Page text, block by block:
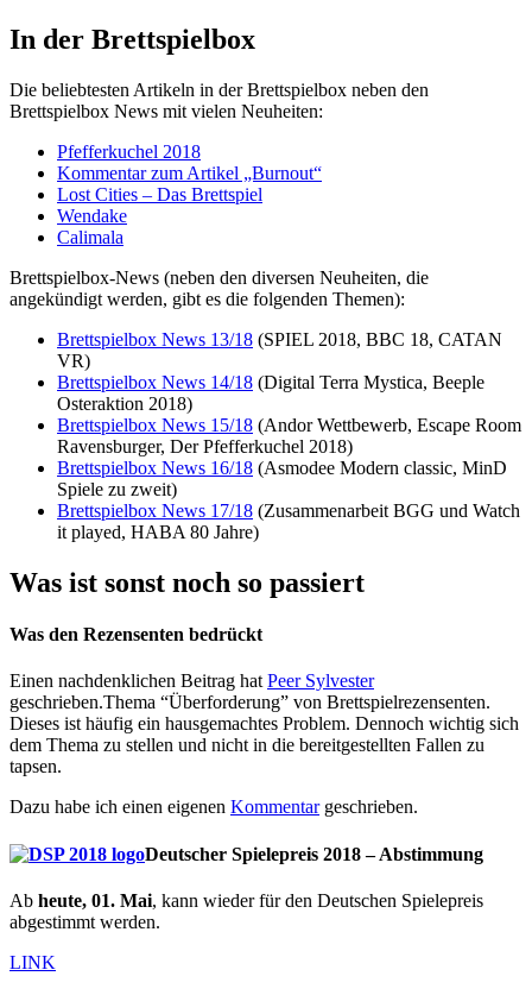
In der Brettspielbox
Die beliebtesten Artikeln in der Brettspielbox neben den
Brettspielbox News mit vielen Neuheiten:
Pfefferkuchel 2018
Kommentar zum Artikel „Burnout“
Lost Cities – Das Brettspiel
Wendake
Calimala
Brettspielbox-News (neben den diversen Neuheiten, die
angekündigt werden, gibt es die folgenden Themen):
Brettspielbox News 13/18 (SPIEL 2018, BBC 18, CATAN
VR)
Brettspielbox News 14/18 (Digital Terra Mystica, Beeple
Osteraktion 2018)
Brettspielbox News 15/18 (Andor Wettbewerb, Escape Room
Ravensburger, Der Pfefferkuchel 2018)
Brettspielbox News 16/18 (Asmodee Modern classic, MinD
Spiele zu zweit)
Brettspielbox News 17/18 (Zusammenarbeit BGG und Watch
it played, HABA 80 Jahre)
Was ist sonst noch so passiert
Was den Rezensenten bedrückt
Einen nachdenklichen Beitrag hatPeer Sylvester
geschrieben.Thema “Überforderung” von Brettspielrezensenten.
Dieses ist häufig ein hausgemachtes Problem. Dennoch wichtig sich
dem Thema zu stellen und nicht in die bereitgestellten Fallen zu
tapsen.
Dazu habe ich einen eigenen Kommentargeschrieben.
Deutscher Spielepreis 2018 – Abstimmung
Ab heute, 01. Mai, kann wieder für den Deutschen Spielepreis
abgestimmt werden.
LINK